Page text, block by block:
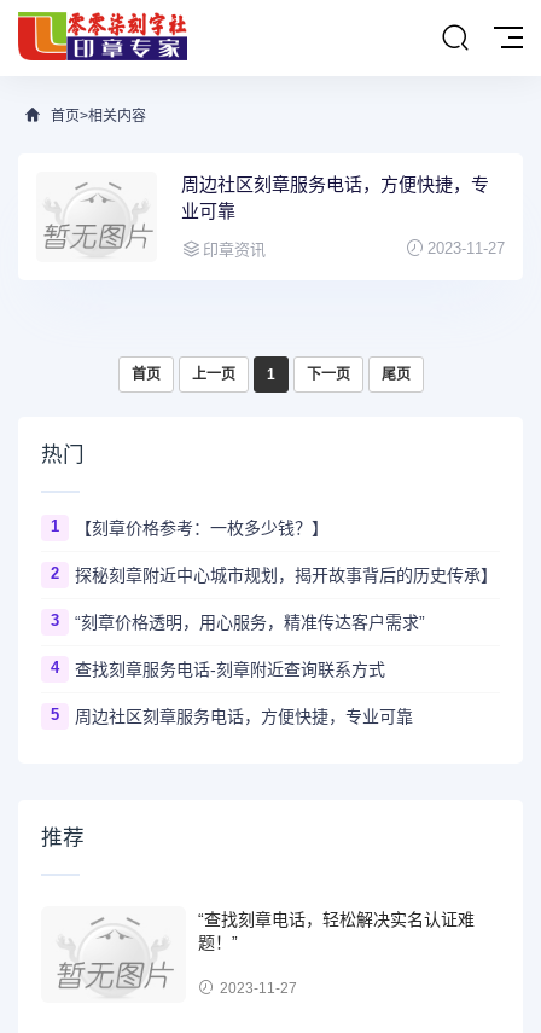
首页>相关内容
周边社区刻章服务电话，方便快捷，专
业可靠
印章资讯 2023-11-27
首页 上一页 1 下一页 尾页
热门
1 【刻章价格参考：一枚多少钱？】
2 探秘刻章附近中心城市规划，揭开故事背后的历史传承】
3 “刻章价格透明，用心服务，精准传达客户需求”
4 查找刻章服务电话-刻章附近查询联系方式
5 周边社区刻章服务电话，方便快捷，专业可靠
推荐
“查找刻章电话，轻松解决实名认证难
题！”
2023-11-27